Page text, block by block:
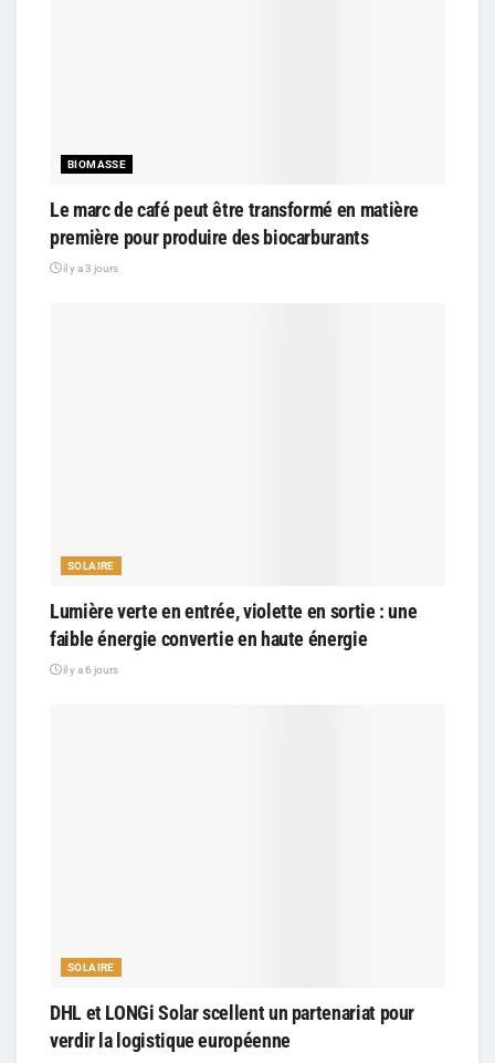
BIOMASSE
Le marc de café peut être transformé en matière
première pour produire des biocarburants
il y a 3 jours
SOLAIRE
Lumière verte en entrée, violette en sortie : une
faible énergie convertie en haute énergie
il y a 6 jours
SOLAIRE
DHL et LONGi Solar scellent un partenariat pour
verdir la logistique européenne